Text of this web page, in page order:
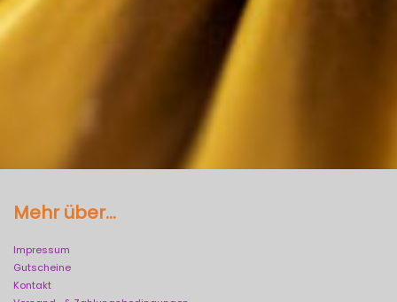
Mehr über...
Impressum
Gutscheine
Kontakt